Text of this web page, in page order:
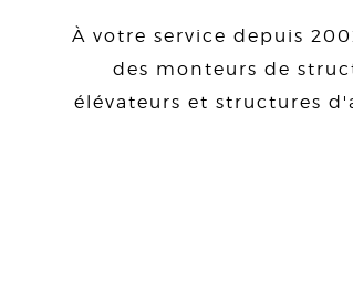
À votre service depuis
des monteurs de
élévateurs et structures